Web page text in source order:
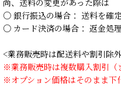
尚、送料の変更があった際は
○ 銀行振込の場合： 送料を確
○ カード決済の場合： 返金処
<業務販売時は配送料や割引除
※業務販売時は複数購入割引（
※オプション価格はそのまま下